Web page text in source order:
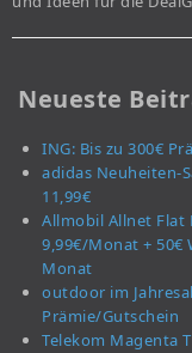
Neueste
ING: Bis zu 300€
adidas Neuheiten-
11,99€
Allmobil Allnet Flat
9,99€/Monat + 50€
Monat
outdoor im
Prämie/Gutschein
Telekom Magenta